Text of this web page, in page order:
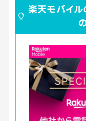
楽天モバイ